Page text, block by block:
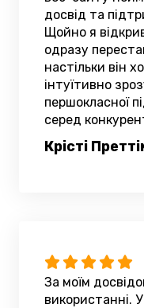
досвід та
Щойно я
одразу
настільки він
інтуїтивно
першокласної
серед
Крісті
За моїм
використанні.